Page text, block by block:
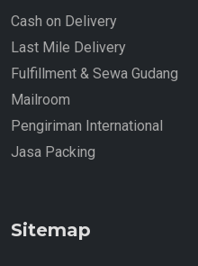
Cash on Delivery
Last Mile Delivery
Fulfillment & Sewa Gudang
Mailroom
Pengiriman International
Jasa Packing
Sitemap